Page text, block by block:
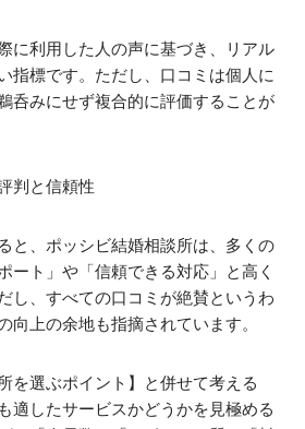
に利用した人の声に基づき、リアル
指標です。ただし、口コミは個人に
呑みにせず複合的に評価することが
判と信頼性
と、ポッシビ結婚相談所は、多くの
ート」や「信頼できる対応」と高く
し、すべての口コミが絶賛というわ
向上の余地も指摘されています。
を選ぶポイント】と併せて考える
適したサービスかどうかを見極める